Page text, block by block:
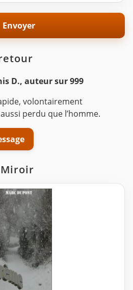
D., auteur sur 999
volontairement
perdu que l’homme.